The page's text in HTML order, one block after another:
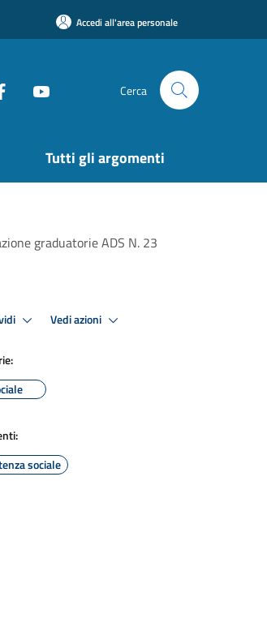
Accedi all'area personale
Cerca
Tutti gli argomenti
graduatorie ADS N. 23
Vedi azioni
sociale